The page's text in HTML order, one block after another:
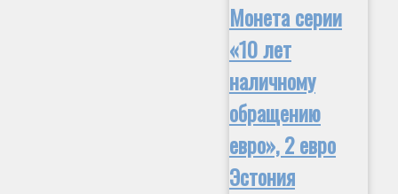
Монета серии
«10 лет
наличному
обращению
евро», 2 евро
Эстония